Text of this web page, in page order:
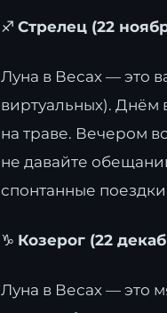
♐ Стрелец (22
Луна в Весах — это
виртуальных). Днём
на траве. Вечером
не давайте
спонтанные
♑ Козерог (22
Луна в Весах — это